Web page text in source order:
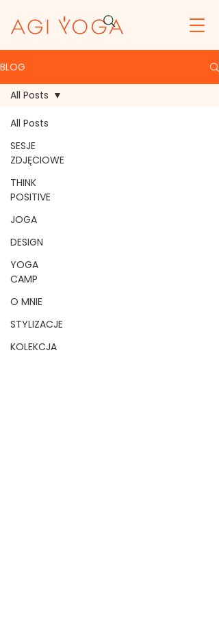
BLOG
All Posts
SESJE
ZDJĘCIOWE
THINK
POSITIVE
JOGA
DESIGN
YOGA
CAMP
O MNIE
STYLIZACJE
KOLEKCJA
All Posts